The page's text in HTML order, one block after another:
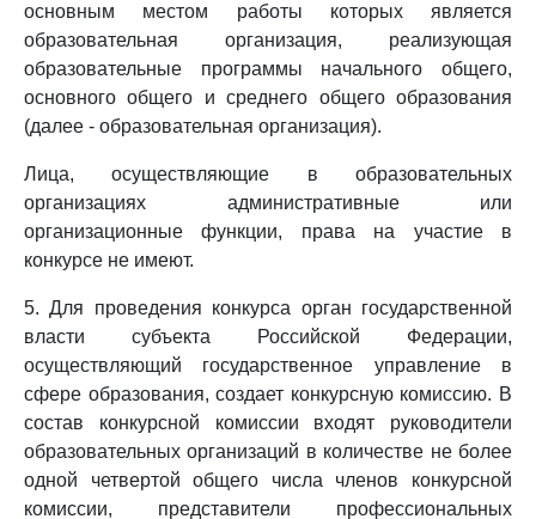
основным местом работы которых является
образовательная организация, реализующая
образовательные программы начального общего,
основного общего и среднего общего образования
(далее - образовательная организация).
Лица, осуществляющие в образовательных
организациях административные или
организационные функции, права на участие в
конкурсе не имеют.
5. Для проведения конкурса орган государственной
власти субъекта Российской Федерации,
осуществляющий государственное управление в
сфере образования, создает конкурсную комиссию. В
состав конкурсной комиссии входят руководители
образовательных организаций в количестве не более
одной четвертой общего числа членов конкурсной
комиссии, представители профессиональных